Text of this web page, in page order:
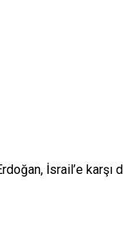
İsrail’e